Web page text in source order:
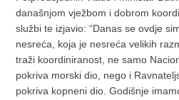
današnjom vježbom i dobrom
službi te izjavio: “Danas se ovdje
nesreća, koja je nesreća velikih
traži koordiniranost, ne samo
pokriva morski dio, nego i
pokriva kopneni dio. Godišnje